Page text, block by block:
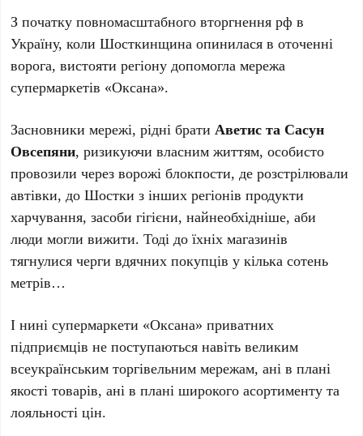
З початку повномасштабного вторгнення рф в
Україну, коли Шосткинщина опинилася в оточенні
ворога, вистояти регіону допомогла мережа
супермаркетів «Оксана».
Засновники мережі, рідні брати Аветис та Сасун
Овсепяни, ризикуючи власним життям, особисто
провозили через ворожі блокпости, де розстрілювали
автівки, до Шостки з інших регіонів продукти
харчування, засоби гігієни, найнеобхідніше, аби
люди могли вижити. Тоді до їхніх магазинів
тягнулися черги вдячних покупців у кілька сотень
метрів…
І нині супермаркети «Оксана» приватних
підприємців не поступаються навіть великим
всеукраїнським торгівельним мережам, ані в плані
якості товарів, ані в плані широкого асортименту та
лояльності цін.